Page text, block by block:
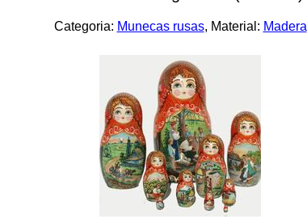
Categoria: Munecas rusas, Material: Madera